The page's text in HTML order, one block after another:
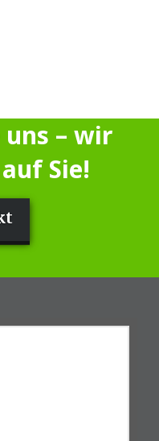
uns – wir
Sie!